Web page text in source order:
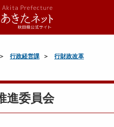
行政経営課
行財政改革
進委員会